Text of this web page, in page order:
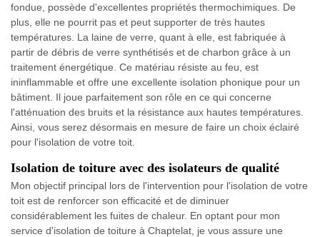
fondue, possède d'excellentes propriétés thermochimiques. De
plus, elle ne pourrit pas et peut supporter de très hautes
températures. La laine de verre, quant à elle, est fabriquée à
partir de débris de verre synthétisés et de charbon grâce à un
traitement énergétique. Ce matériau résiste au feu, est
ininflammable et offre une excellente isolation phonique pour un
bâtiment. Il joue parfaitement son rôle en ce qui concerne
l'atténuation des bruits et la résistance aux hautes températures.
Ainsi, vous serez désormais en mesure de faire un choix éclairé
pour l'isolation de votre toit.
Isolation de toiture avec des isolateurs de qualité
Mon objectif principal lors de l'intervention pour l'isolation de votre
toit est de renforcer son efficacité et de diminuer
considérablement les fuites de chaleur. En optant pour mon
service d'isolation de toiture à Chaptelat, je vous assure une